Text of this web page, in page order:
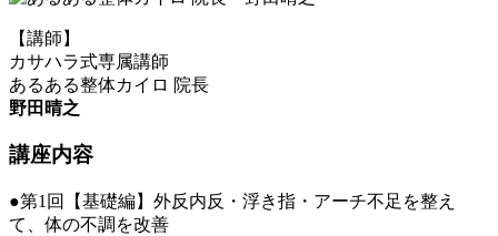
【講師】
カサハラ式専属講師
あるある整体カイロ 院長
野田晴之
講座内容
●第1回【基礎編】外反内反・浮き指・アーチ不足を整え
て、体の不調を改善